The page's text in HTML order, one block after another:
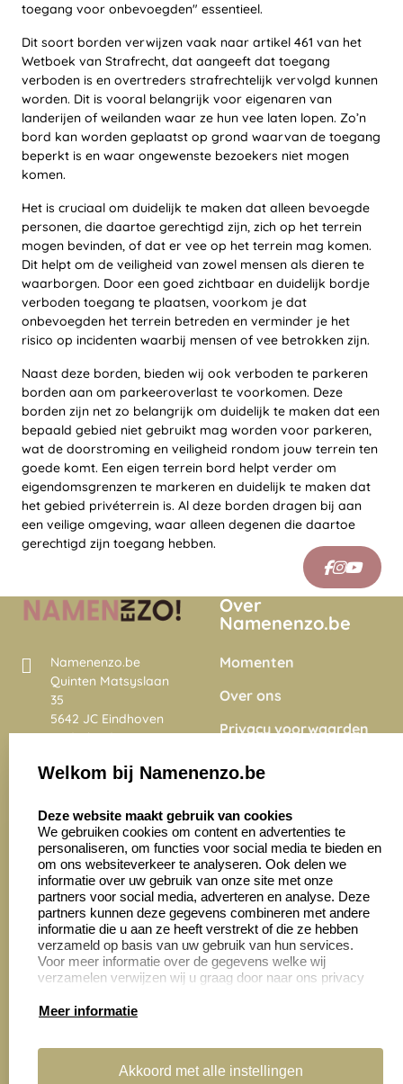
toegang voor onbevoegden" essentieel.
Dit soort borden verwijzen vaak naar artikel 461 van het
Wetboek van Strafrecht, dat aangeeft dat toegang
verboden is en overtreders strafrechtelijk vervolgd kunnen
worden. Dit is vooral belangrijk voor eigenaren van
landerijen of weilanden waar ze hun vee laten lopen. Zo’n
bord kan worden geplaatst op grond waarvan de toegang
beperkt is en waar ongewenste bezoekers niet mogen
komen.
Het is cruciaal om duidelijk te maken dat alleen bevoegde
personen, die daartoe gerechtigd zijn, zich op het terrein
mogen bevinden, of dat er vee op het terrein mag komen.
Dit helpt om de veiligheid van zowel mensen als dieren te
waarborgen. Door een goed zichtbaar en duidelijk bordje
verboden toegang te plaatsen, voorkom je dat
onbevoegden het terrein betreden en verminder je het
risico op incidenten waarbij mensen of vee betrokken zijn.
Naast deze borden, bieden wij ook verboden te parkeren
borden aan om parkeeroverlast te voorkomen. Deze
borden zijn net zo belangrijk om duidelijk te maken dat een
bepaald gebied niet gebruikt mag worden voor parkeren,
wat de doorstroming en veiligheid rondom jouw terrein ten
goede komt. Een eigen terrein bord helpt verder om
eigendomsgrenzen te markeren en duidelijk te maken dat
het gebied privéterrein is. Al deze borden dragen bij aan
een veilige omgeving, waar alleen degenen die daartoe
gerechtigd zijn toegang hebben.
Namenenzo.be
Quinten Matsyslaan
35
5642 JC Eindhoven
Nederland
4028 beoordelingen
Over
Namenenzo.be
Momenten
Over ons
Privacy voorwaarden
Onze vacatures
Zakelijk:
Aanvraag op maat
Cadeaubonnen
Klantenservice:
Contact opnemen
Veelgestelde vragen
Retourneren
Welkom bij Namenenzo.be
Deze website maakt gebruik van cookies
We gebruiken cookies om content en advertenties te
personaliseren, om functies voor social media te bieden en
om ons websiteverkeer te analyseren. Ook delen we
informatie over uw gebruik van onze site met onze
partners voor social media, adverteren en analyse. Deze
partners kunnen deze gegevens combineren met andere
informatie die u aan ze heeft verstrekt of die ze hebben
verzameld op basis van uw gebruik van hun services.
Voor meer informatie over de gegevens welke wij
verzamelen verwijzen wij u graag door naar ons privacy
Meer informatie
Akkoord met alle instellingen